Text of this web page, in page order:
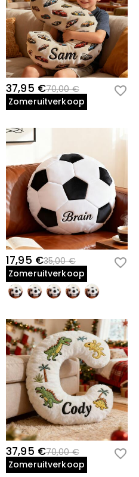
37,95 €70,00 €
Zomeruitverkoop
17,95 €35,00 €
Zomeruitverkoop
37,95 €70,00 €
Zomeruitverkoop